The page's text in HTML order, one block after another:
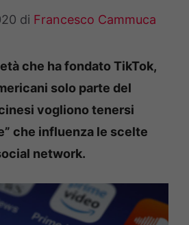
di Francesco Cammuca
che ha fondato TikTok,
solo parte del
vogliono tenersi
che influenza le scelte
network.